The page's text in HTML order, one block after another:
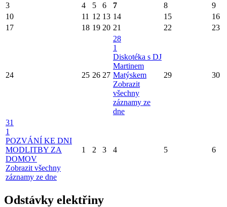
3 4 5 6 7 8
9
10
11 12 13 14 15
16
17
18 19 20 21 22 23
24 25 26 27
28
1
Diskotéka s DJ
Martinem
Matýskem
Zobrazit
všechny
záznamy ze
dne
29 30
31
1
POZVÁNÍ KE DNI
MODLITBY ZA
DOMOV
Zobrazit všechny
záznamy ze dne
1 2 3 4 5 6
Odstávky elektřiny